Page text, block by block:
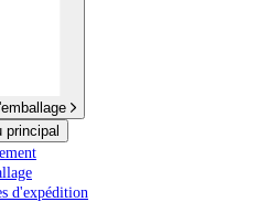
principal
d'expédition